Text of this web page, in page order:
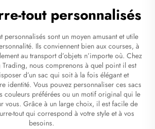
tout personnalisés
personnalisés sont un moyen amusant et utile
Ils conviennent bien aux courses, à
au transport d’objets n’importe où. Chez
Trading, nous comprenons à quel point il est
d’un sac qui soit à la fois élégant et
identité. Vous pouvez personnaliser ces sacs
couleurs préférées ou un motif original qui le
vous. Grâce à un large choix, il est facile de
tout qui correspond à votre style et à vos
besoins.